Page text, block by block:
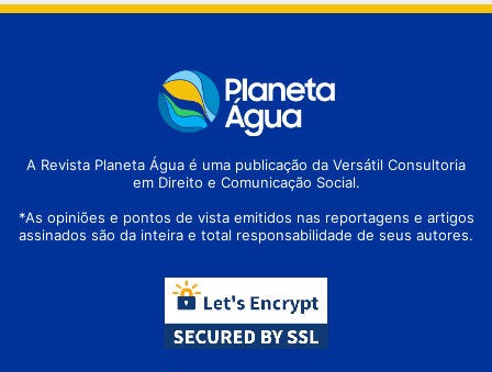
A Revista Planeta Água é uma publicação da Versátil Consultoria
em Direito e Comunicação Social.
*As opiniões e pontos de vista emitidos nas reportagens e artigos
assinados são da inteira e total responsabilidade de seus autores.